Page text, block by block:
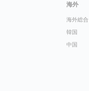
海外
海外総合
韓国
中国